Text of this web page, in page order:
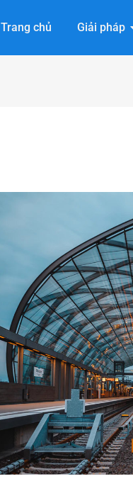
Trang chủ Giải pháp